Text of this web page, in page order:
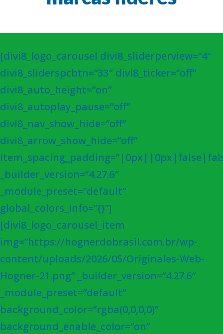
[divi8_logo_carousel divi8_sliderperview=”4″
divi8_sliderspcbtn=”33″ divi8_ticker=”off”
divi8_auto_height=”on”
divi8_autoplay_pause=”off”
divi8_nav_show_hide=”off”
divi8_arrow_show_hide=”off”
_builder_version=”4.27.6″
_module_preset=”default”
global_colors_info=”{}”]
[divi8_logo_carousel_item
img=”https://hognerdobrasil.com.br/wp-
content/uploads/2026/05/Originales-Web-
Hogner-21.png” _builder_version=”4.27.6″
_module_preset=”default”
background_color=”rgba(0,0,0,0)”
background_enable_color=”on”